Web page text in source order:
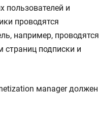
пользователей и
проводятся
например, проводятся
страниц подписки и
мanager должен